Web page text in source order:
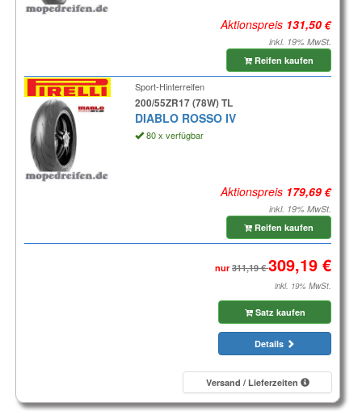
Aktionspreis
inkl. 19% MwSt.
Reifen kaufen
Sport-Hinterreifen
200/55ZR17 (78W) TL
DIABLO ROSSO IV
80 x verfügbar
Aktionspreis
inkl. 19% MwSt.
Reifen kaufen
nur
inkl. 19% MwSt.
Satz kaufen
Details
Versand / Lieferzeiten